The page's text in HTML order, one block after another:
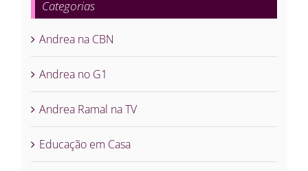
Categorias
Andrea na CBN
Andrea no G1
Andrea Ramal na TV
Educação em Casa